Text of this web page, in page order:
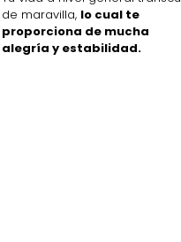
de maravilla, lo cual te
proporciona de mucha
alegría y estabilidad.